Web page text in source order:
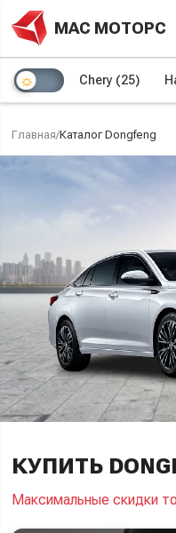
МАС МОТОРС
Chery (25)
Главная/Каталог Dongfeng
КУПИТЬ
Максимальные скидки